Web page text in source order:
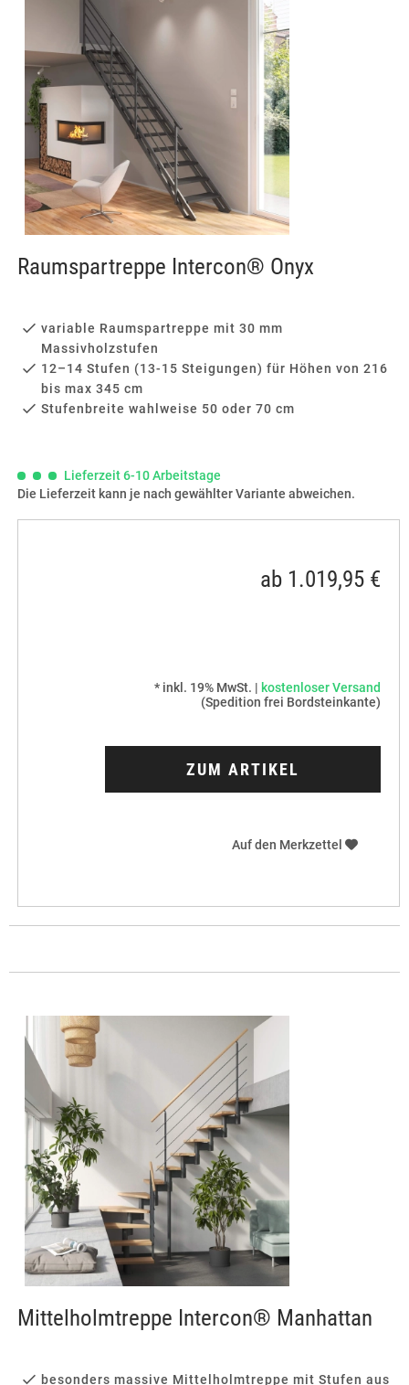
Raumspartreppe Intercon® Onyx
variable Raumspartreppe mit 30 mm
Massivholzstufen
12–14 Stufen (13-15 Steigungen) für Höhen von 216
bis max 345 cm
Stufenbreite wahlweise 50 oder 70 cm
Lieferzeit 6-10 Arbeitstage
Die Lieferzeit kann je nach gewählter Variante abweichen.
ab 1.019,95 €
* inkl. 19% MwSt. | kostenloser Versand
(Spedition frei Bordsteinkante)
ZUM ARTIKEL
Auf den Merkzettel
Mittelholmtreppe Intercon® Manhattan
besonders massive Mittelholmtreppe mit Stufen aus